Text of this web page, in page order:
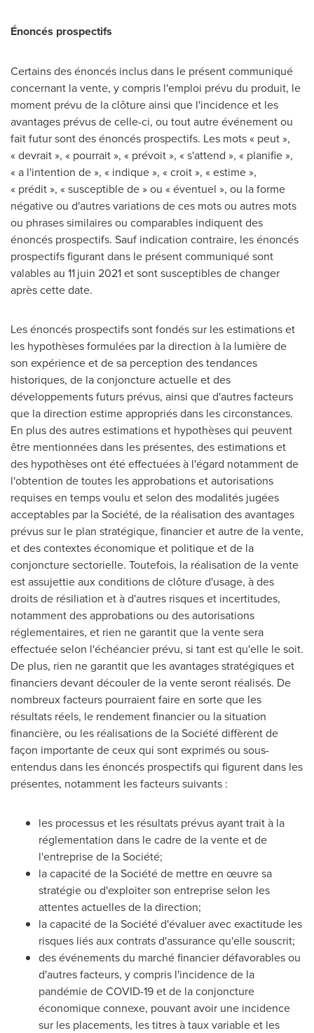
Énoncés prospectifs
Certains des énoncés inclus dans le présent communiqué
concernant la vente, y compris l'emploi prévu du produit, le
moment prévu de la clôture ainsi que l'incidence et les
avantages prévus de celle-ci, ou tout autre événement ou
fait futur sont des énoncés prospectifs. Les mots « peut »,
« devrait », « pourrait », « prévoit », « s'attend », « planifie »,
« a l'intention de », « indique », « croit », « estime »,
« prédit », « susceptible de » ou « éventuel », ou la forme
négative ou d'autres variations de ces mots ou autres mots
ou phrases similaires ou comparables indiquent des
énoncés prospectifs. Sauf indication contraire, les énoncés
prospectifs figurant dans le présent communiqué sont
valables au 11juin 2021 et sont susceptibles de changer
après cette date.
Les énoncés prospectifs sont fondés sur les estimations et
les hypothèses formulées par la direction à la lumière de
son expérience et de sa perception des tendances
historiques, de la conjoncture actuelle et des
développements futurs prévus, ainsi que d'autres facteurs
que la direction estime appropriés dans les circonstances.
En plus des autres estimations et hypothèses qui peuvent
être mentionnées dans les présentes, des estimations et
des hypothèses ont été effectuées à l'égard notamment de
l'obtention de toutes les approbations et autorisations
requises en temps voulu et selon des modalités jugées
acceptables par la Société, de la réalisation des avantages
prévus sur le plan stratégique, financier et autre de la vente,
et des contextes économique et politique et de la
conjoncture sectorielle. Toutefois, la réalisation de la vente
est assujettie aux conditions de clôture d'usage, à des
droits de résiliation et à d'autres risques et incertitudes,
notamment des approbations ou des autorisations
réglementaires, et rien ne garantit que la vente sera
effectuée selon l'échéancier prévu, si tant est qu'elle le soit.
De plus, rien ne garantit que les avantages stratégiques et
financiers devant découler de la vente seront réalisés. De
nombreux facteurs pourraient faire en sorte que les
résultats réels, le rendement financier ou la situation
financière, ou les réalisations de la Société diffèrent de
façon importante de ceux qui sont exprimés ou sous-
entendus dans les énoncés prospectifs qui figurent dans les
présentes, notamment les facteurs suivants :
les processus et les résultats prévus ayant trait à la
réglementation dans le cadre de la vente et de
l'entreprise de la Société;
la capacité de la Société de mettre en œuvre sa
stratégie ou d'exploiter son entreprise selon les
attentes actuelles de la direction;
la capacité de la Société d'évaluer avec exactitude les
risques liés aux contrats d'assurance qu'elle souscrit;
des événements du marché financier défavorables ou
d'autres facteurs, y compris l'incidence de la
pandémie de COVID-19 et de la conjoncture
économique connexe, pouvant avoir une incidence
sur les placements, les titres à taux variable et les